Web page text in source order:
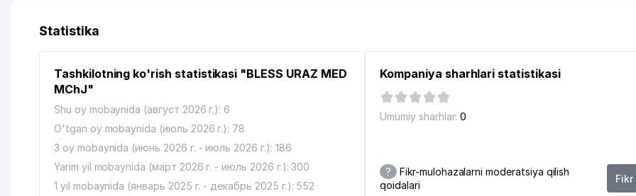
Statistika
Tashkilotning ko'rish statistikasi "BLESS URAZ MED
MChJ"
Shu oy mobaynida (август 2026 г.): 6
O'tgan oy mobaynida (июль 2026 г.): 78
3 oy mobaynida (июнь 2026 г. - июль 2026 г.): 186
Yarim yil mobaynida (март 2026 г. - июль 2026 г.): 300
1 yil mobaynida (январь 2025 г. - декабрь 2025 г.): 552
Kompaniya sharhlari statistikasi
Umumiy sharhlar: 0
?
Fikr-mulohazalarni moderatsiya qilish
qoidalari